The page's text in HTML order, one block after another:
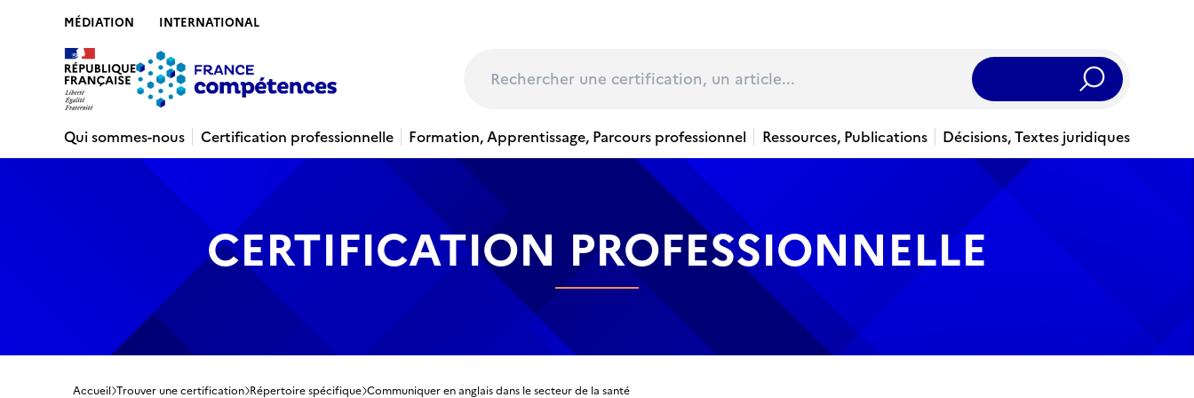
MÉDIATION INTERNATIONAL
Rechercher
Qui sommes-nous
Certification professionnelle Formation, Apprentissage, Parcours professionnel Ressources, Publications Décisions, Textes juridiques
CERTIFICATION PROFESSIONNELLE
Accueil Trouver une certification Répertoire spécifique Communiquer en anglais dans le secteur de la santé